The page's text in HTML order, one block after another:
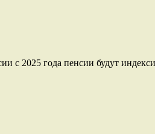
2025 года пенсии будут